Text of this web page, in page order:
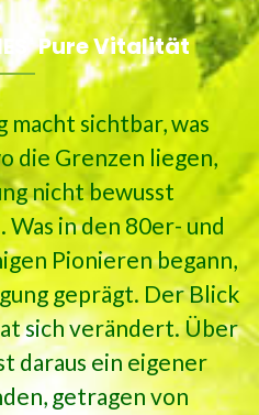
Pure Vitalität
macht sichtbar, was
die Grenzen liegen,
nicht bewusst
in den 80er- und
Pionieren begann,
geprägt. Der Blick
sich verändert. Über
daraus ein eigener
getragen von